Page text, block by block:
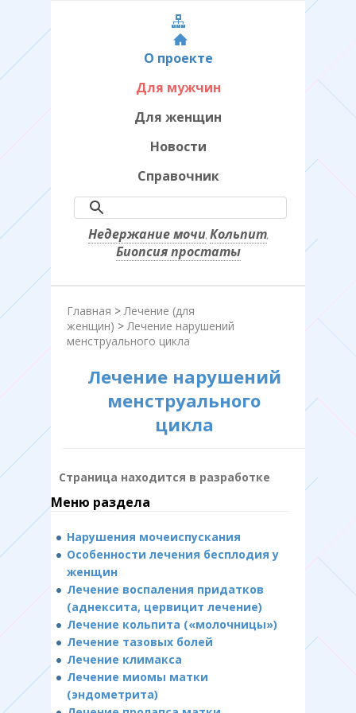
О проекте
Для мужчин
Для женщин
Новости
Справочник
Недержание мочи, Кольпит,
Биопсия простаты
Главная >Лечение (для
женщин) > Лечение нарушений
менструального цикла
Лечение нарушений
менструального
цикла
Страница находится в разработке
Меню раздела
Нарушения мочеиспускания
Особенности лечения бесплодия у
женщин
Лечение воспаления придатков
(аднексита, цервицит лечение)
Лечение кольпита («молочницы»)
Лечение тазовых болей
Лечение климакса
Лечение миомы матки
(эндометрита)